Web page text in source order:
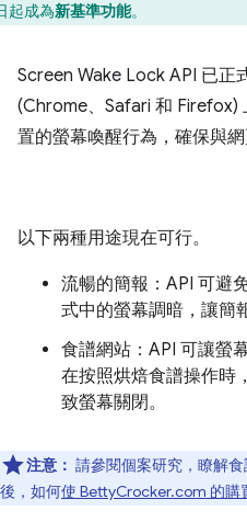
起成為新基準功能。
Screen Wake Lock API 已正
(Chrome、Safari 和 Firefox)
置的螢幕喚醒行為，確保與
以下兩種用途現在可行。
流暢的簡報：API 可避
式中的螢幕調暗，讓簡
食譜網站：API 可讓螢
在按照烘焙食譜操作時
致螢幕關閉。
注意： 請參閱個案研究，瞭解
後，如何使 BettyCrocker.com 的購